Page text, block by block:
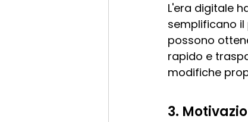
L'era digitale
semplificano
possono
rapido e
modifiche
3.